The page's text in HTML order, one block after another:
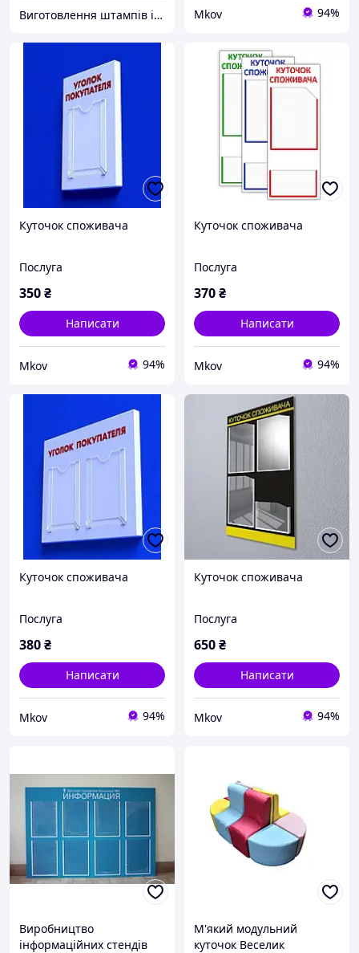
Виготовлення штампів і печаток, високої якості від ПП "Каролін" Mkov 94%
Куточок споживача
Послуга
350₴
Написати
Mkov 94%
Куточок споживача
Послуга
370₴
Написати
Mkov 94%
Куточок споживача
Послуга
380₴
Написати
Mkov 94%
Куточок споживача
Послуга
650₴
Написати
Mkov 94%
Виробництво
інформаційних стендів
М'який модульний
куточок Веселик